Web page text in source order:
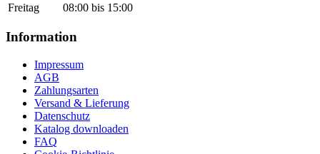
Freitag
08:00 bis 15:00
Information
Impressum
AGB
Zahlungsarten
Versand & Lieferung
Datenschutz
Katalog downloaden
FAQ